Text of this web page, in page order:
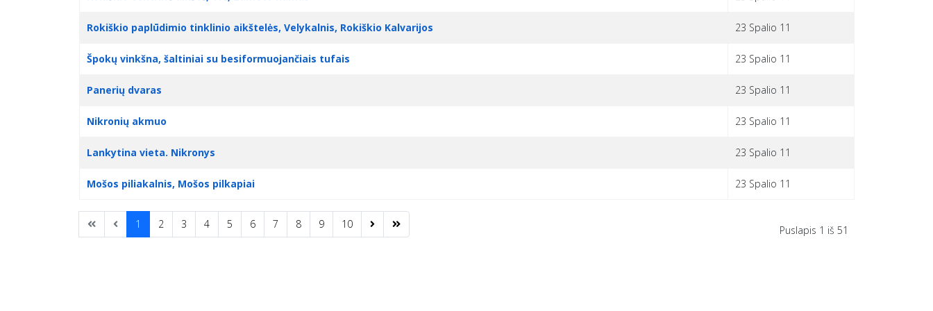
Rokiškio paplūdimio tinklinio aikštelės, Velykalnis, Rokiškio Kalvarijos 23 Spalio 11
Špokų vinkšna, šaltiniai su besiformuojančiais tufais 23 Spalio 11
Panerių dvaras 23 Spalio 11
Nikronių akmuo 23 Spalio 11
Lankytina vieta. Nikronys 23 Spalio 11
Mošos piliakalnis, Mošos pilkapiai 23 Spalio 11
Puslapis 1 iš 51
1 2 3 4 5 6 7 8 9 10